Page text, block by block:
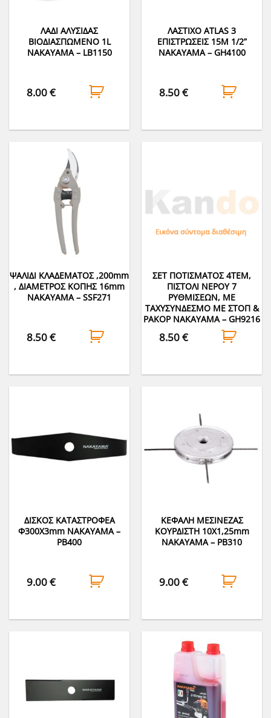
ΛΑΔΙ ΑΛΥΣΙΔΑΣ
ΒΙΟΔΙΑΣΠΩΜΕΝΟ 1L
NAKAYAMA – LB1150
8.00€
ΛΑΣΤΙΧΟ ATLAS 3
ΕΠΙΣΤΡΩΣΕΙΣ 15Μ 1/2”
NAKAYAMA – GH4100
8.50€
ΨΑΛΙΔΙ ΚΛΑΔΕΜΑΤΟΣ ,200mm
, ΔΙΑΜΕΤΡΟΣ ΚΟΠΗΣ 16mm
NAKAYAMA – SSF271
8.50€
ΣΕΤ ΠΟΤΙΣΜΑΤΟΣ 4ΤΕΜ,
ΠΙΣΤΟΛΙ ΝΕΡΟΥ 7
ΡΥΘΜΙΣΕΩΝ, ΜΕ
ΤΑΧΥΣΥΝΔΕΣΜΟ ΜΕ ΣΤΟΠ &
ΡΑΚΟΡ NAKAYAMA – GH9216
8.50€
ΔΙΣΚΟΣ ΚΑΤΑΣΤΡΟΦΕΑ
Φ300Χ3mm NAKAYAMA –
PB400
9.00€
ΚΕΦΑΛΗ ΜΕΣΙΝΕΖΑΣ
ΚΟΥΡΔΙΣΤΗ 10Χ1,25mm
NAKAYAMA – PB310
9.00€